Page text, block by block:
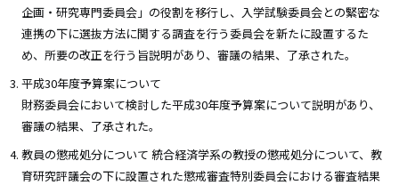
企画・研究専門委員会」の役割を移行し、入学試験委員会との緊密な
連携の下に選抜方法に関する調査を行う委員会を新たに設置するた
め、所要の改正を行う旨説明があり、審議の結果、了承された。
平成30年度予算案について
財務委員会において検討した平成30年度予算案について説明があり、
審議の結果、了承された。
教員の懲戒処分について 統合経済学系の教授の懲戒処分について、教
育研究評議会の下に設置された懲戒審査特別委員会における審査結果